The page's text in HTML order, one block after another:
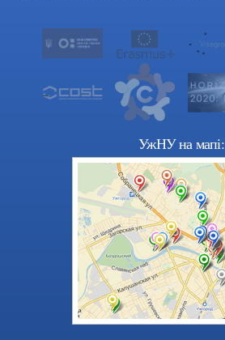
УжНУ на мапі: